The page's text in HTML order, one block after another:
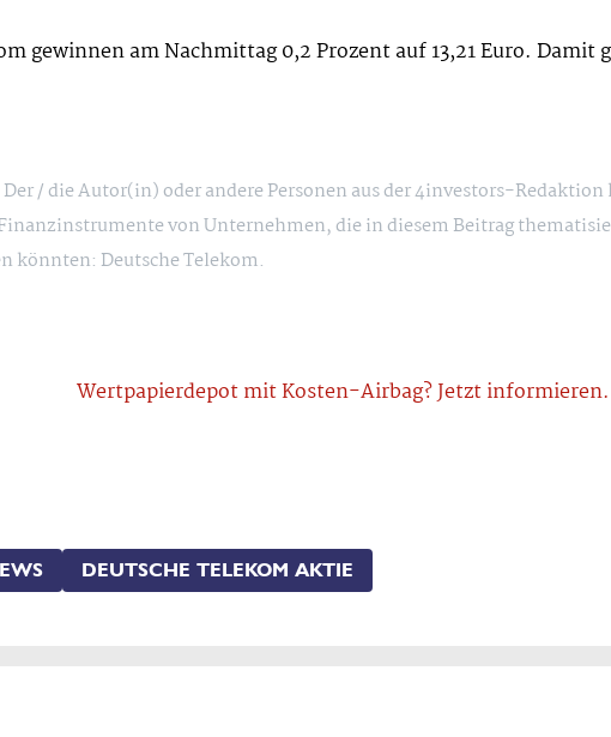
gewinnen am Nachmittag 0,2 Prozent auf 13,21 Euro.
/ die Autor(in) oder andere Personen aus der 4investors-
von Unternehmen, die in diesem Beitrag
könnten: Deutsche Telekom.
Wertpapierdepot mit Kosten-Airbag? Jetzt informieren.
DEUTSCHE TELEKOM AKTIE